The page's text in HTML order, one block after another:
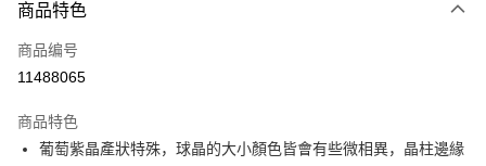
信用卡一次付款
超商取货付款
Apple Pay
商品特色
商品编号
11488065
商品特色
葡萄紫晶產狀特殊，球晶的大小顏色皆會有些微相異，晶柱邊緣